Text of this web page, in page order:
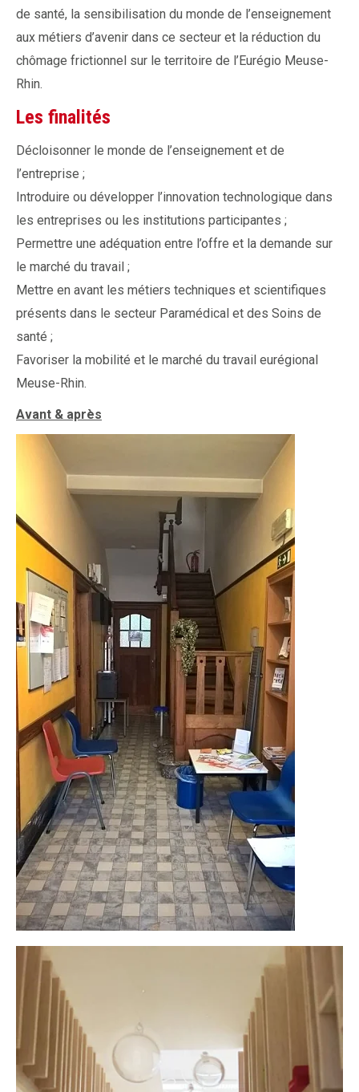
de santé, la sensibilisation du monde de l’enseignement
aux métiers d’avenir dans ce secteur et la réduction du
chômage frictionnel sur le territoire de l’Eurégio Meuse-
Rhin.
Les finalités
Décloisonner le monde de l’enseignement et de
l’entreprise ;
Introduire ou développer l’innovation technologique dans
les entreprises ou les institutions participantes ;
Permettre une adéquation entre l’offre et la demande sur
le marché du travail ;
Mettre en avant les métiers techniques et scientifiques
présents dans le secteur Paramédical et des Soins de
santé ;
Favoriser la mobilité et le marché du travail eurégional
Meuse-Rhin.
Avant & après